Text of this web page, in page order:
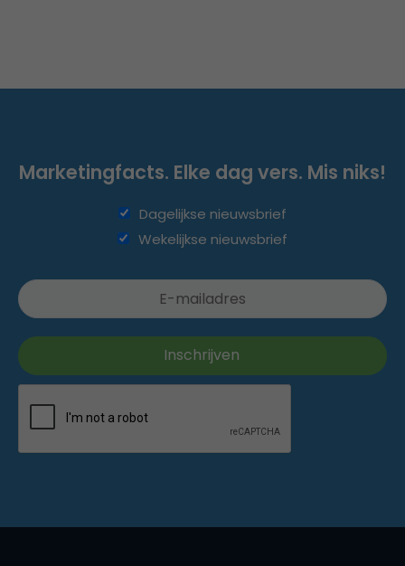
Marketingfacts. Elke dag vers. Mis niks!
Dagelijkse nieuwsbrief
Wekelijkse nieuwsbrief